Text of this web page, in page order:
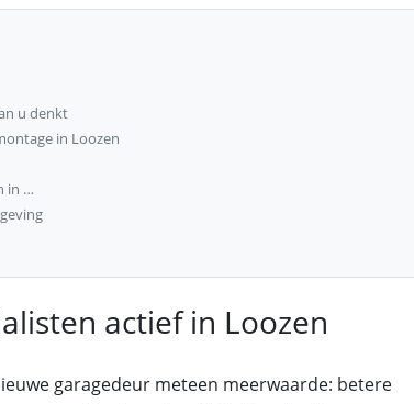
u denkt
in Loozen
in …
actief in Loozen
garagedeur meteen meerwaarde: betere